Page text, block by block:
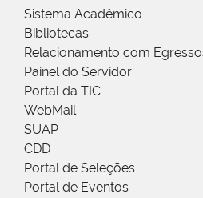
Sistema Acadêmico
Bibliotecas
Relacionamento com
Painel do Servidor
Portal da TIC
WebMail
SUAP
CDD
Portal de Seleções
Portal de Eventos